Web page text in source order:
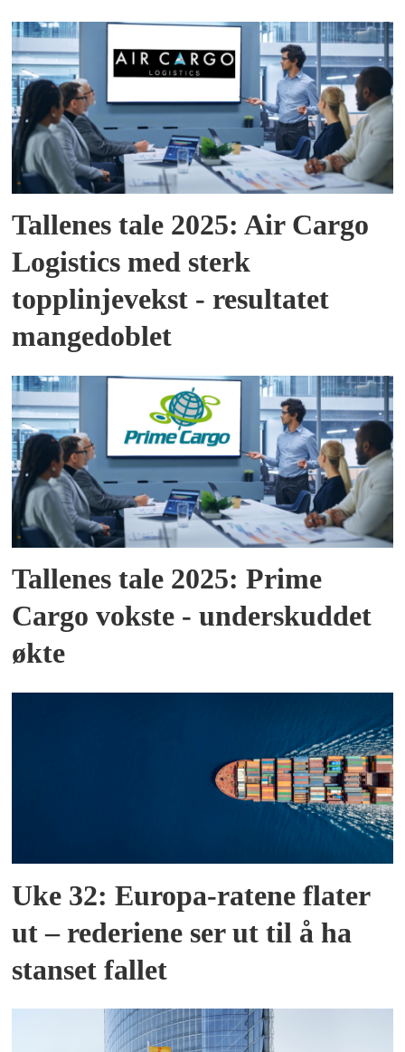
Tallenes tale 2025: Air Cargo
Logistics med sterk
topplinjevekst - resultatet
mangedoblet
Tallenes tale 2025: Prime
Cargo vokste - underskuddet
økte
Uke 32: Europa-ratene flater
ut – rederiene ser ut til å ha
stanset fallet